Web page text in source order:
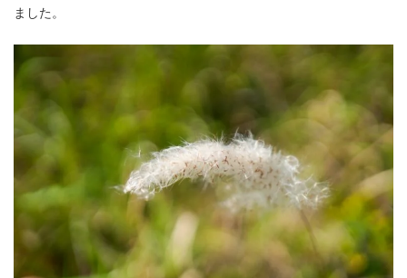
M(Typ240) MX
OLYMPUS om-1 II omsystem
osmo osmo action3 panasonic pc
PEN E-P7 PENTAX photo Pocket 3 PS5
psobb ricoh SIGMA sound
TG-6 THETA VILTROX X-T2
ました。